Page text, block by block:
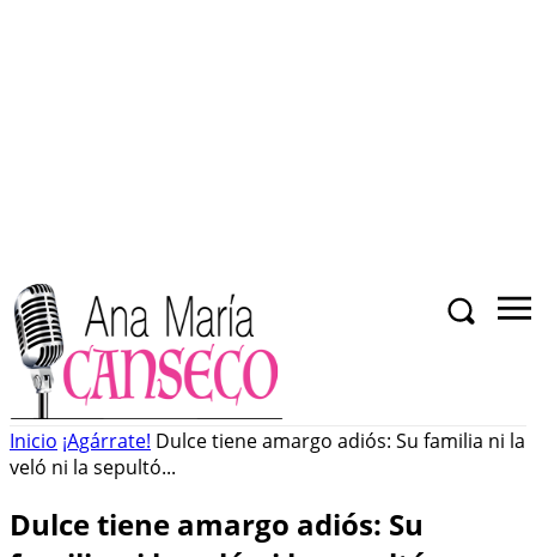
Inicio ¡Agárrate! Dulce tiene amargo adiós: Su familia ni la
veló ni la sepultó...
Dulce tiene amargo adiós: Su